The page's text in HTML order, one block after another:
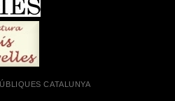
CATALUNYA